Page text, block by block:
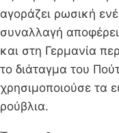
αγοράζει ρωσική
συναλλαγή
και στη Γερμανία
το διάταγμα του
χρησιμοποιούσε τα
ρούβλια.